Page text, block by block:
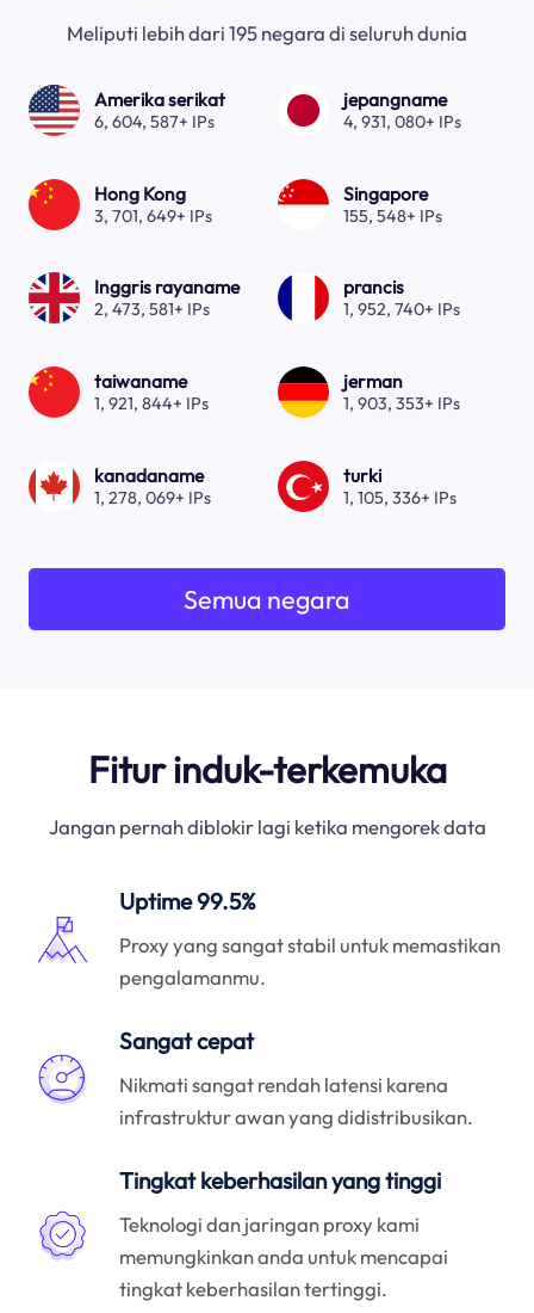
Meliputi lebih dari 195 negara di seluruh dunia
Amerika serikat
6, 604, 587+ IPs
jepangname
4, 931, 080+ IPs
Hong Kong
3, 701, 649+ IPs
Singapore
155, 548+ IPs
Inggris rayaname
2, 473, 581+ IPs
prancis
1, 952, 740+ IPs
taiwaname
1, 921, 844+ IPs
jerman
1, 903, 353+ IPs
kanadaname
1, 278, 069+ IPs
turki
1, 105, 336+ IPs
Semua negara
Fitur induk-terkemuka
Jangan pernah diblokir lagi ketika mengorek data
Uptime 99.5%
Proxy yang sangat stabil untuk memastikan
pengalamanmu.
Sangat cepat
Nikmati sangat rendah latensi karena
infrastruktur awan yang didistribusikan.
Tingkat keberhasilan yang tinggi
Teknologi dan jaringan proxy kami
memungkinkan anda untuk mencapai
tingkat keberhasilan tertinggi.